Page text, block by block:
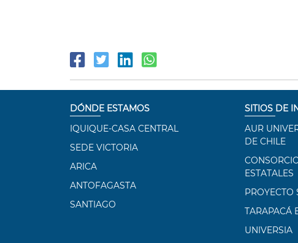
DÓNDE ESTAMOS
IQUIQUE-CASA CENTRAL
SEDE VICTORIA
ARICA
ANTOFAGASTA
SANTIAGO
SITIOS DE
AUR
DE CHILE
ESTATALES
PROYECTO
TARAPACÁ
UNIVERSIA